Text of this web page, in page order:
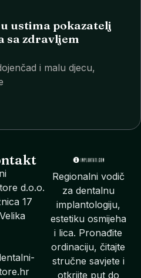
ustima pokazatelj
sa zdravljem
i malu djecu,
Regionalni vodič
za dentalnu
implantologiju,
estetiku osmijeha
i lica. Pronađite
ordinaciju, čitajte
stručne savjete i
otkrijte put do
d.o.o.
17